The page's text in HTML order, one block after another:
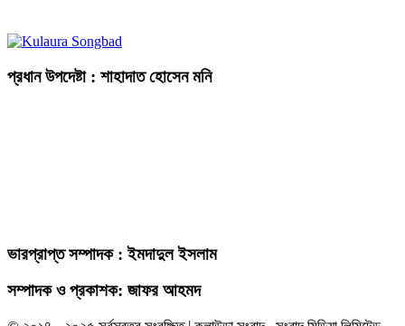
প্রধান উপদেষ্টা : শাহাদাত হোসেন মনি
ভারপ্রাপ্ত সম্পাদক : ইমদাদুল ইসলাম
সম্পাদক ও প্রকাশক: জাফর আহমদ